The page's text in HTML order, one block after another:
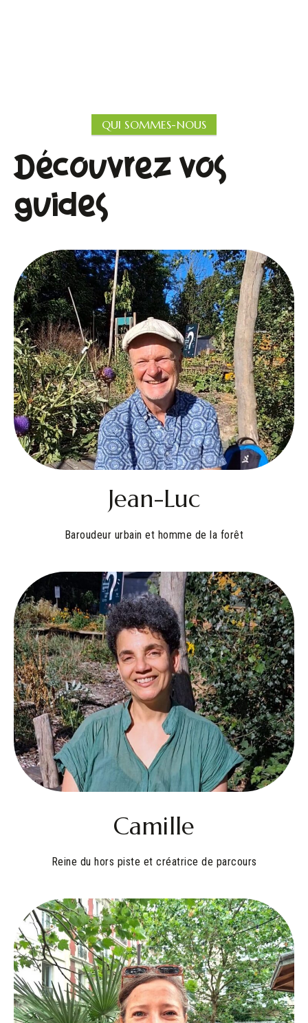
QUI SOMMES-NOUS
Découvrez vos
guides
Jean-Luc
Baroudeur urbain et homme de la forêt
Camille
Reine du hors piste et créatrice de parcours